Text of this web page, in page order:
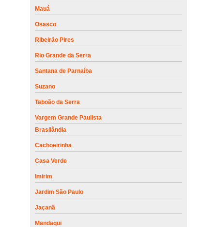
Mauá
Osasco
Ribeirão Pires
Rio Grande da Serra
Santana de Parnaíba
Suzano
Taboão da Serra
Vargem Grande Paulista
Brasilândia
Cachoeirinha
Casa Verde
Imirim
Jardim São Paulo
Jaçanã
Mandaqui